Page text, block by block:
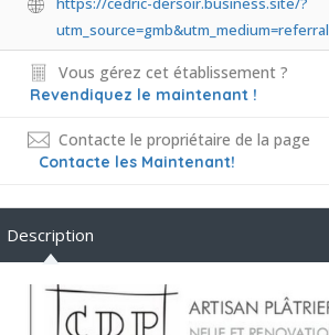
utm_source=gmb&utm_medium=referral
Vous gérez cet établissement ?
Revendiquez le maintenant !
Contacte le propriétaire de la page
Contacte les Maintenant!
Description